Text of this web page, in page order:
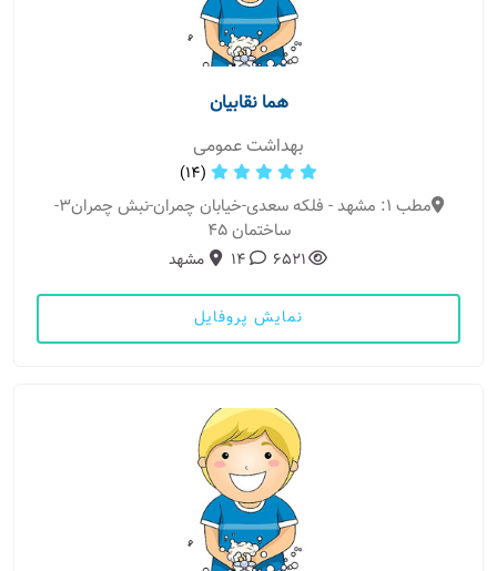
هما نقابیان
بهداشت عمومی
(14)
مطب 1: مشهد - فلکه سعدی-خیابان چمران-نبش چمران3-
ساختمان 45
6521
14 مشهد
نمایش پروفایل